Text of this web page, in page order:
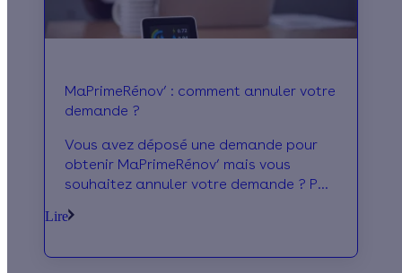
MaPrimeRénov’ : comment annuler votre
demande ?
Vous avez déposé une demande pour
obtenir MaPrimeRénov’ mais vous
souhaitez annuler votre demande ? Pas
vous expliquons comment annuler votre
quelle que soit l’étape de traitement de
Lire